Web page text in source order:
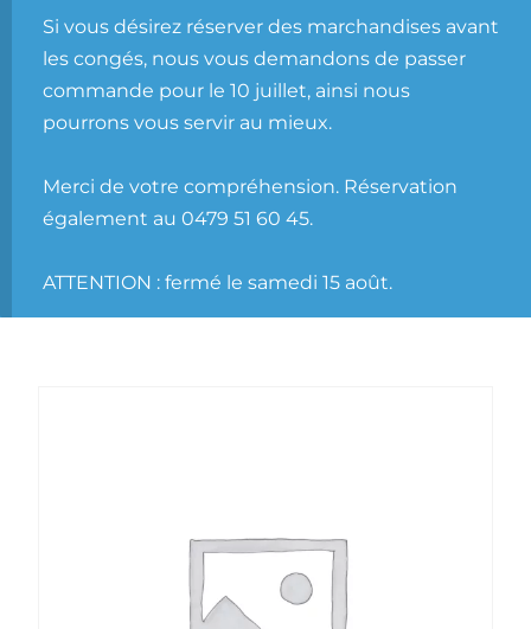
Si vous désirez réserver des marchandises avant
les congés, nous vous demandons de passer
commande pour le 10 juillet, ainsi nous
pourrons vous servir au mieux.
Merci de votre compréhension. Réservation
également au 0479 51 60 45.
ATTENTION : fermé le samedi 15 août.